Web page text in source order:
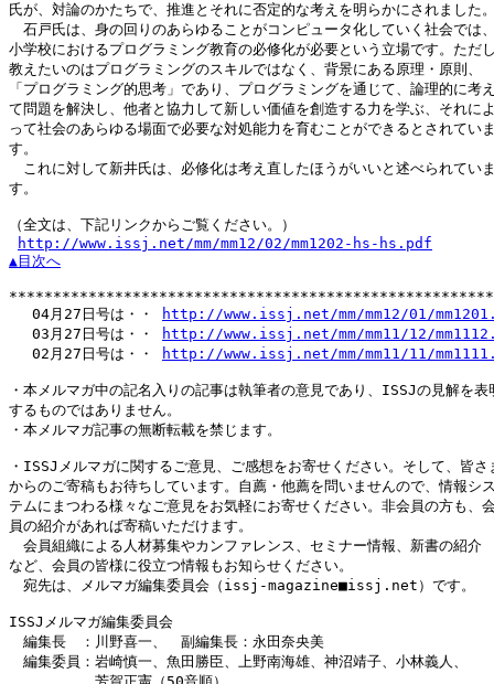
氏が、対論のかたちで、推進とそれに否定的な考えを明らかにされました
石戸氏は、身の回りのあらゆることがコンピュータ化していく社会では
小学校におけるプログラミング教育の必修化が必要という立場です。ただ
教えたいのはプログラミングのスキルではなく、背景にある原理・原則、
「プログラミング的思考」であり、プログラミングを通じて、論理的に考
て問題を解決し、他者と協力して新しい価値を創造する力を学ぶ、それに
って社会のあらゆる場面で必要な対処能力を育むことができるとされてい
す。
これに対して新井氏は、必修化は考え直したほうがいいと述べられてい
す。
（全文は、下記リンクからご覧ください。）
http://www.issj.net/mm/mm12/02/mm1202-hs-hs.pdf
▲目次へ
04月27日号は・・
http://www.issj.net/mm/mm12/01/
03月27日号は・・
http://www.issj.net/mm/mm11/12/
02月27日号は・・
http://www.issj.net/mm/mm11/11/
・本メルマガ中の記名入りの記事は執筆者の意見であり、ISSJの見解を表
するものではありません。
・本メルマガ記事の無断転載を禁じます。
・ISSJメルマガに関するご意見、ご感想をお寄せください。そして、皆さ
からのご寄稿もお待ちしています。自薦・他薦を問いませんので、情報シ
テムにまつわる様々なご意見をお気軽にお寄せください。非会員の方も、
員の紹介があれば寄稿いただけます。
会員組織による人材募集やカンファレンス、セミナー情報、新書の紹介
など、会員の皆様に役立つ情報もお知らせください。
宛先は、メルマガ編集委員会（issj-magazine■issj.net）です。
ISSJメルマガ編集委員会
編集長　：川野喜一、　副編集長：永田奈央美
編集委員：岩崎慎一、魚田勝臣、上野南海雄、神沼靖子、小林義人、